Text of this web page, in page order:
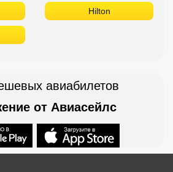
Hilton
авиабилетов
от Авиасейлс